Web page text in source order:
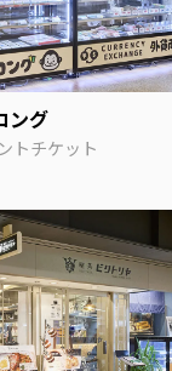
ング
トチケット